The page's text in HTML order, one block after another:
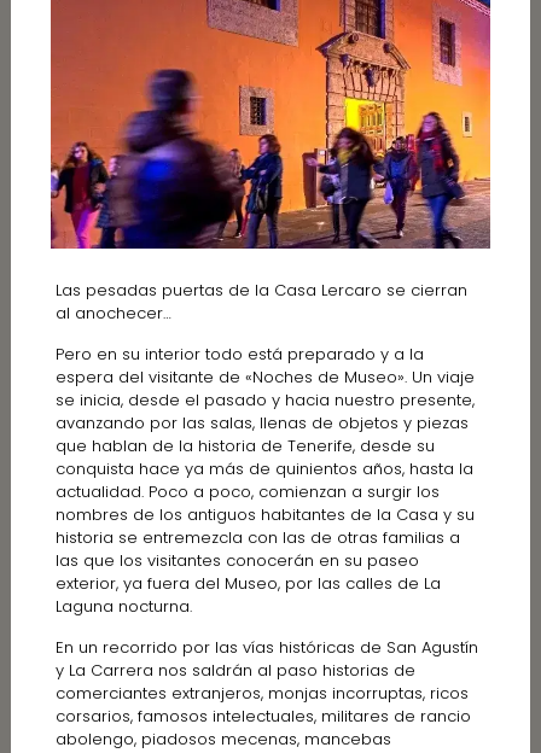
Las pesadas puertas de la Casa Lercaro se cierran
al anochecer…
Pero en su interior todo está preparado y a la
espera del visitante de «Noches de Museo». Un viaje
se inicia, desde el pasado y hacia nuestro presente,
avanzando por las salas, llenas de objetos y piezas
que hablan de la historia de Tenerife, desde su
conquista hace ya más de quinientos años, hasta la
actualidad. Poco a poco, comienzan a surgir los
nombres de los antiguos habitantes de la Casa y su
historia se entremezcla con las de otras familias a
las que los visitantes conocerán en su paseo
exterior, ya fuera del Museo, por las calles de La
Laguna nocturna.
En un recorrido por las vías históricas de San Agustín
y La Carrera nos saldrán al paso historias de
comerciantes extranjeros, monjas incorruptas, ricos
corsarios, famosos intelectuales, militares de rancio
abolengo, piadosos mecenas, mancebas